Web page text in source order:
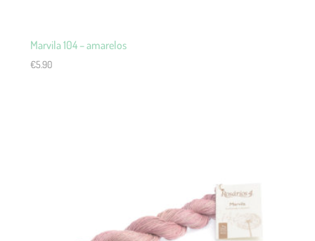
Marvila 104 – amarelos
€5.90